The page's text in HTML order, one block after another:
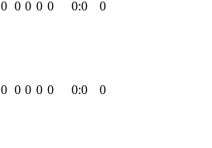
0 0 0 0 0 0:0 0
0 0 0 0 0 0:0 0